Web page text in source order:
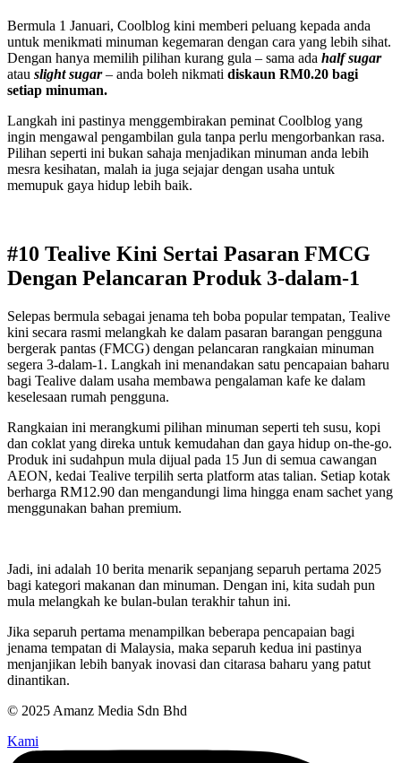
Bermula 1 Januari, Coolblog kini memberi peluang kepada anda
untuk menikmati minuman kegemaran dengan cara yang lebih sihat.
Dengan hanya memilih pilihan kurang gula – sama ada half sugar
atau slight sugar– anda boleh nikmati diskaun RM0.20 bagi
setiap minuman.
Langkah ini pastinya menggembirakan peminat Coolblog yang
ingin mengawal pengambilan gula tanpa perlu mengorbankan rasa.
Pilihan seperti ini bukan sahaja menjadikan minuman anda lebih
mesra kesihatan, malah ia juga sejajar dengan usaha untuk
memupuk gaya hidup lebih baik.
#10 Tealive Kini Sertai Pasaran FMCG
Dengan Pelancaran Produk 3-dalam-1
Selepas bermula sebagai jenama teh boba popular tempatan, Tealive
kini secara rasmi melangkah ke dalam pasaran barangan pengguna
bergerak pantas (FMCG) dengan pelancaran rangkaian minuman
segera 3-dalam-1. Langkah ini menandakan satu pencapaian baharu
bagi Tealive dalam usaha membawa pengalaman kafe ke dalam
keselesaan rumah pengguna.
Rangkaian ini merangkumi pilihan minuman seperti teh susu, kopi
dan coklat yang direka untuk kemudahan dan gaya hidup on-the-go.
Produk ini sudahpun mula dijual pada 15 Jun di semua cawangan
AEON, kedai Tealive terpilih serta platform atas talian. Setiap kotak
berharga RM12.90 dan mengandungi lima hingga enam sachet yang
menggunakan bahan premium.
Jadi, ini adalah 10 berita menarik sepanjang separuh pertama 2025
bagi kategori makanan dan minuman. Dengan ini, kita sudah pun
mula melangkah ke bulan-bulan terakhir tahun ini.
Jika separuh pertama menampilkan beberapa pencapaian bagi
jenama tempatan di Malaysia, maka separuh kedua ini pastinya
menjanjikan lebih banyak inovasi dan citarasa baharu yang patut
dinantikan.
© 2025 Amanz Media Sdn Bhd
Kami